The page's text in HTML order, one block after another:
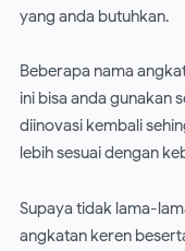
yang anda butuhkan.
Beberapa nama
ini bisa anda gunakan
diinovasi kembali
lebih sesuai dengan
Supaya tidak lama-
angkatan keren